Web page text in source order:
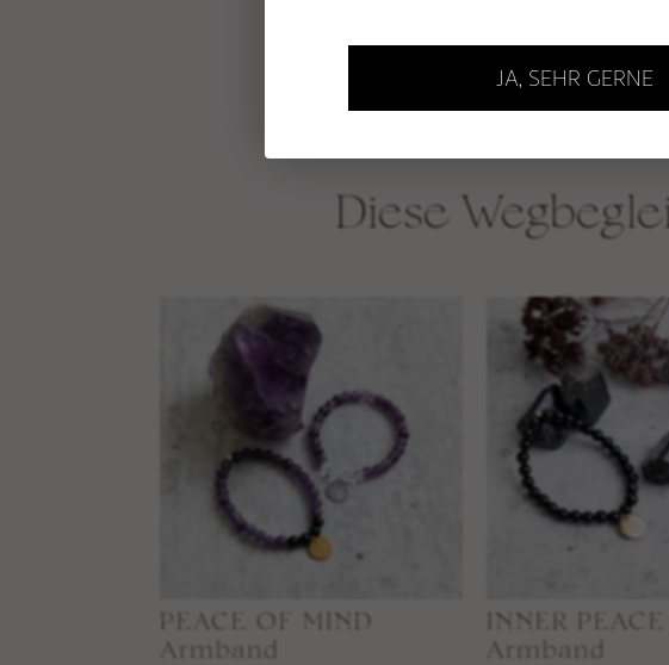
Diese
PEACE OF MIND
Armband
INNER PEACE
Armband
JA, SEHR GERNE